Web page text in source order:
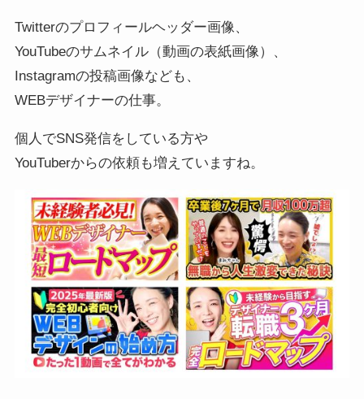
Twitterのプロフィールヘッダー画像、
YouTubeのサムネイル（動画の表紙画像）、
Instagramの投稿画像なども、
WEBデザイナーの仕事。
個人でSNS発信をしている方や
YouTuberからの依頼も増えていますね。